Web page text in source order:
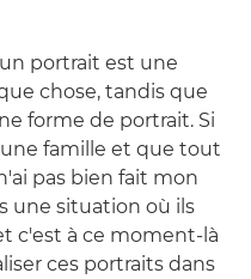
portrait est une
chose, tandis que
forme de portrait. Si
famille et que tout
pas bien fait mon
une situation où ils
c'est à ce moment-là
ces portraits dans